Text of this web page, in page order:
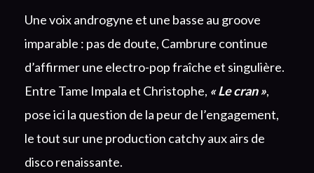
Une voix androgyne et une basse au groove
imparable : pas de doute, Cambrure continue
d’affirmer une electro-pop fraîche et singulière.
Entre Tame Impala et Christophe, « Le cran »,
pose ici la question de la peur de l’engagement,
le tout sur une production catchy aux airs de
disco renaissante.